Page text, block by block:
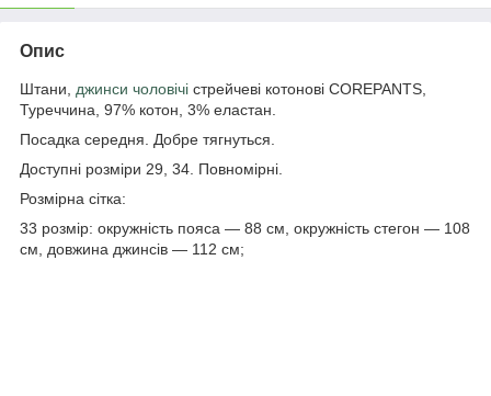
Опис
Штани, джинси чоловічі стрейчеві котонові COREPANTS,
Туреччина, 97% котон, 3% еластан.
Посадка середня. Добре тягнуться.
Доступні розміри 29, 34. Повномірні.
Розмірна сітка:
33 розмір: окружність пояса — 88 см, окружність стегон — 108
см, довжина джинсів — 112 см;